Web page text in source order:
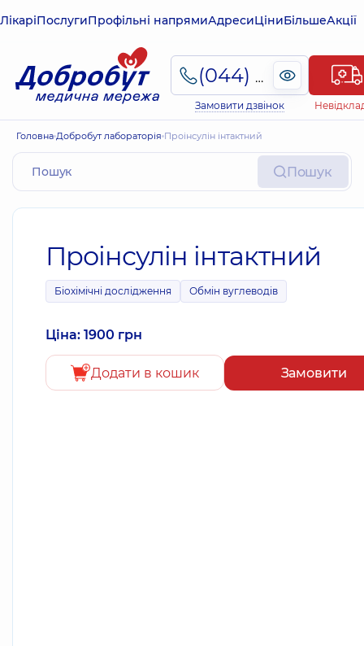
ЛікаріПослугиПрофільні напрямиАдресиЦіниБільшеАкції
(044) 495-2-888
Замовити дзвінок
Головна Добробут лабораторія Проінсулін інтактний
Пошук
Проінсулін інтактний
Біохімічні дослідження Обмін вуглеводів
Ціна: 1900 грн
Додати в кошик Замовити